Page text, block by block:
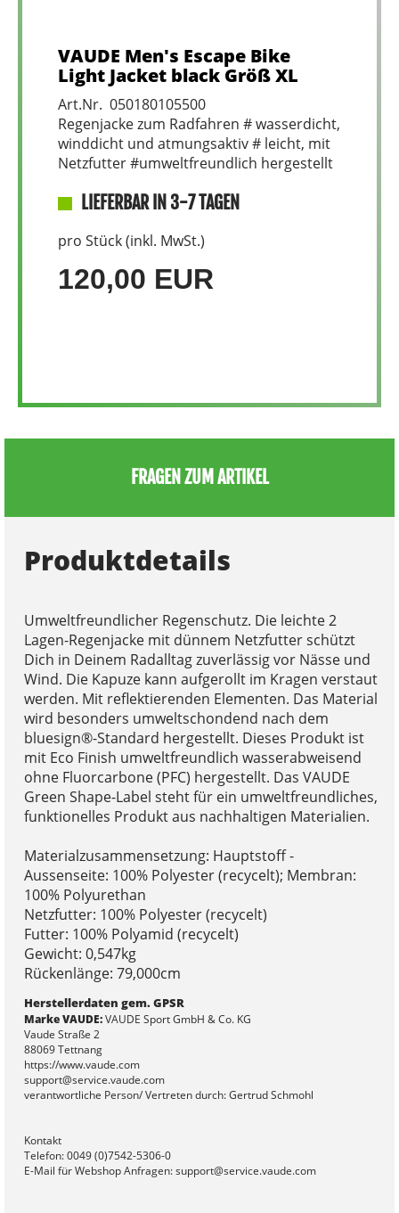
VAUDE Men's Escape Bike
Light Jacket black Größ XL
Art.Nr. 050180105500
Regenjacke zum Radfahren # wasserdicht,
winddicht und atmungsaktiv # leicht, mit
Netzfutter #umweltfreundlich hergestellt
LIEFERBAR IN 3-7 TAGEN
pro Stück (inkl. MwSt.)
120,00 EUR
FRAGEN ZUM ARTIKEL
Produktdetails
Umweltfreundlicher Regenschutz. Die leichte 2
Lagen-Regenjacke mit dünnem Netzfutter schützt
Dich in Deinem Radalltag zuverlässig vor Nässe und
Wind. Die Kapuze kann aufgerollt im Kragen verstaut
werden. Mit reflektierenden Elementen. Das Material
wird besonders umweltschondend nach dem
bluesign®-Standard hergestellt. Dieses Produkt ist
mit Eco Finish umweltfreundlich wasserabweisend
ohne Fluorcarbone (PFC) hergestellt. Das VAUDE
Green Shape-Label steht für ein umweltfreundliches,
funktionelles Produkt aus nachhaltigen Materialien.
Materialzusammensetzung: Hauptstoff -
Aussenseite: 100% Polyester (recycelt); Membran:
100% Polyurethan
Netzfutter: 100% Polyester (recycelt)
Futter: 100% Polyamid (recycelt)
Gewicht: 0,547kg
Rückenlänge: 79,000cm
Herstellerdaten gem. GPSR
Marke VAUDE:VAUDE Sport GmbH & Co. KG
Vaude Straße 2
88069 Tettnang
https://www.vaude.com
support@service.vaude.com
verantwortliche Person/ Vertreten durch: Gertrud Schmohl
Kontakt
Telefon: 0049 (0)7542-5306-0
E-Mail für Webshop Anfragen: support@service.vaude.com